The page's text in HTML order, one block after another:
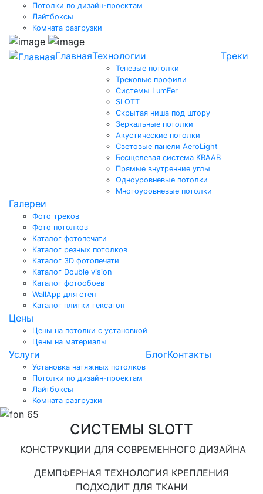
Потолки по дизайн-проектам
Лайтбоксы
Комната разгрузки
ГлавнаяТехнологии
Теневые потолки
Трековые профили
Системы LumFer
SLOTT
Скрытая ниша под штору
Зеркальные потолки
Акустические потолки
Световые панели AeroLight
Бесщелевая система KRAAB
Прямые внутренние углы
Одноуровневые потолки
Многоуровневые потолки
Треки
Галереи
Фото треков
Фото потолков
Каталог фотопечати
Каталог резных потолков
Каталог 3D фотопечати
Каталог Double vision
Каталог фотообоев
WallApp для стен
Каталог плитки гексагон
Цены
Цены на потолки с установкой
Цены на материалы
Услуги
Установка натяжных потолков
Потолки по дизайн-проектам
Лайтбоксы
Комната разгрузки
БлогКонтакты
СИСТЕМЫ SLOTT
КОНСТРУКЦИИ ДЛЯ СОВРЕМЕННОГО ДИЗАЙНА
ДЕМПФЕРНАЯ ТЕХНОЛОГИЯ КРЕПЛЕНИЯ
ПОДХОДИТ ДЛЯ ТКАНИ